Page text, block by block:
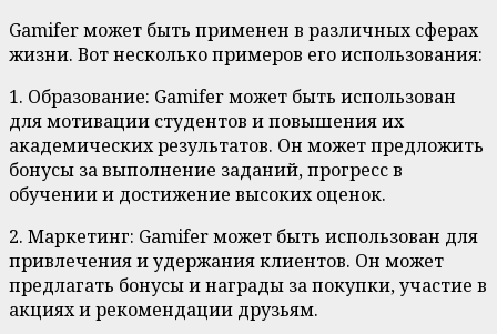
Gamifer может быть применен в различных сферах
жизни. Вот несколько примеров его использования:
1. Образование: Gamifer может быть использован
для мотивации студентов и повышения их
академических результатов. Он может предложить
бонусы за выполнение заданий, прогресс в
обучении и достижение высоких оценок.
2. Маркетинг: Gamifer может быть использован для
привлечения и удержания клиентов. Он может
предлагать бонусы и награды за покупки, участие в
акциях и рекомендации друзьям.